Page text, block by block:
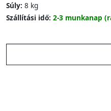
Súly: 8 kg
Szállítási idő: 2-3 munkanap